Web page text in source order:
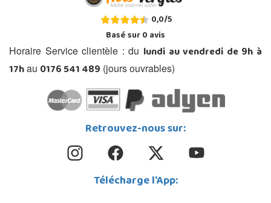
0,0/5
Basé sur0avis
Horaire Service clientèle : du lundi au vendredi de 9h à
17hau 0176 541 489 (jours ouvrables)
Retrouvez-nous sur:
Télécharge l'App: